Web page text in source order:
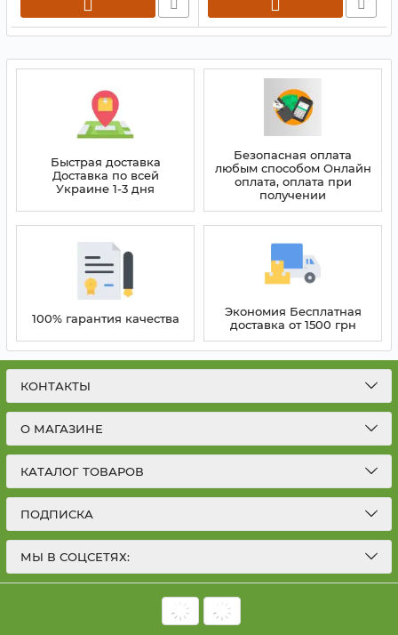
Быстрая доставка
Доставка по всей
Украине 1-3 дня
Безопасная оплата
любым способом Онлайн
оплата, оплата при
получении
100% гарантия качества
Экономия Бесплатная
доставка от 1500 грн
КОНТАКТЫ
О МАГАЗИНЕ
КАТАЛОГ ТОВАРОВ
ПОДПИСКА
МЫ В СОЦСЕТЯХ: